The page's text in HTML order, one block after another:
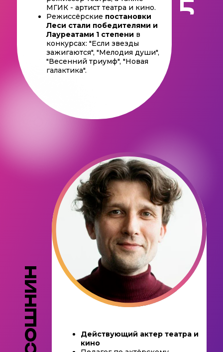
СОШНИН
МГИК - артист театра и кино.
Режиссёрские постановки
Леси стали победителями и
Лауреатами 1 степени в
конкурсах: "Если звезды
зажигаются", "Мелодия души",
"Весенний триумф", "Новая
галактика".
Действующий актер театра и
кино